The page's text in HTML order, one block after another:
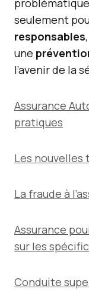
seulement
responsables
une
l’avenir de la
Assurance
pratiques
Les nouvelles
La fraude à
Assurance
sur les
Conduite